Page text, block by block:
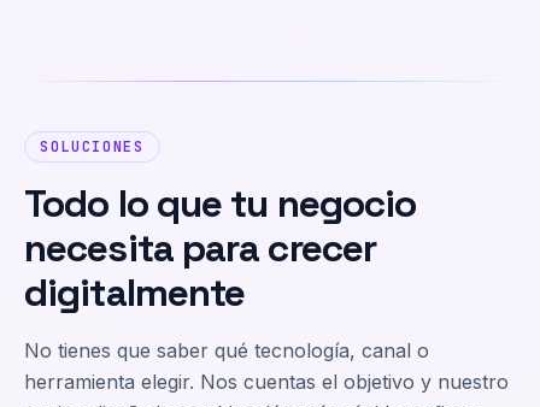
SOLUCIONES
Todo lo que tu negocio
necesita para crecer
digitalmente
No tienes que saber qué tecnología, canal o
herramienta elegir. Nos cuentas el objetivo y nuestro